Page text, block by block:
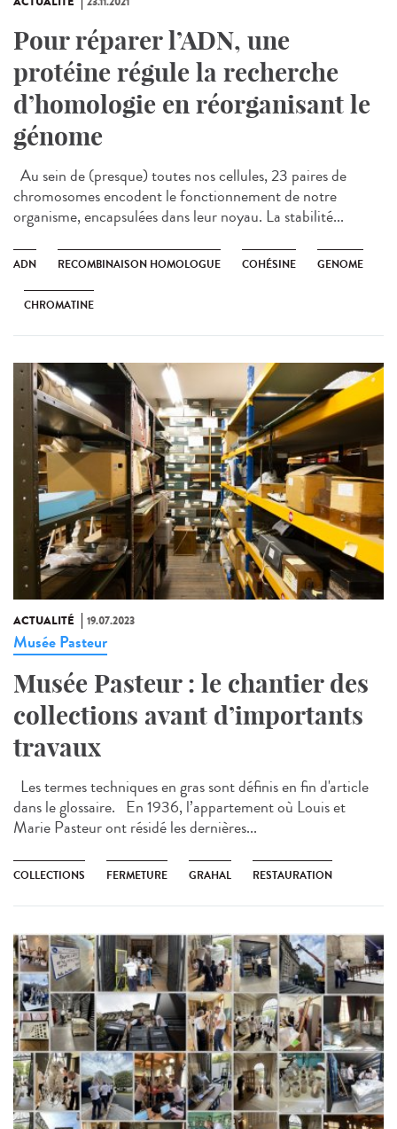
Pour réparer l’ADN, une
protéine régule la recherche
d’homologie en réorganisant le
génome
Au sein de (presque) toutes nos cellules, 23 paires de
chromosomes encodent le fonctionnement de notre
organisme, encapsulées dans leur noyau. La stabilité...
ADN RECOMBINAISON HOMOLOGUE COHÉSINE GENOME
CHROMATINE
ACTUALITÉ 19.07.2023
Musée Pasteur
Musée Pasteur : le chantier des
collections avant d’importants
travaux
Les termes techniques en gras sont définis en fin d'article
dans le glossaire. En 1936, l’appartement où Louis et
Marie Pasteur ont résidé les dernières...
COLLECTIONS FERMETURE GRAHAL RESTAURATION